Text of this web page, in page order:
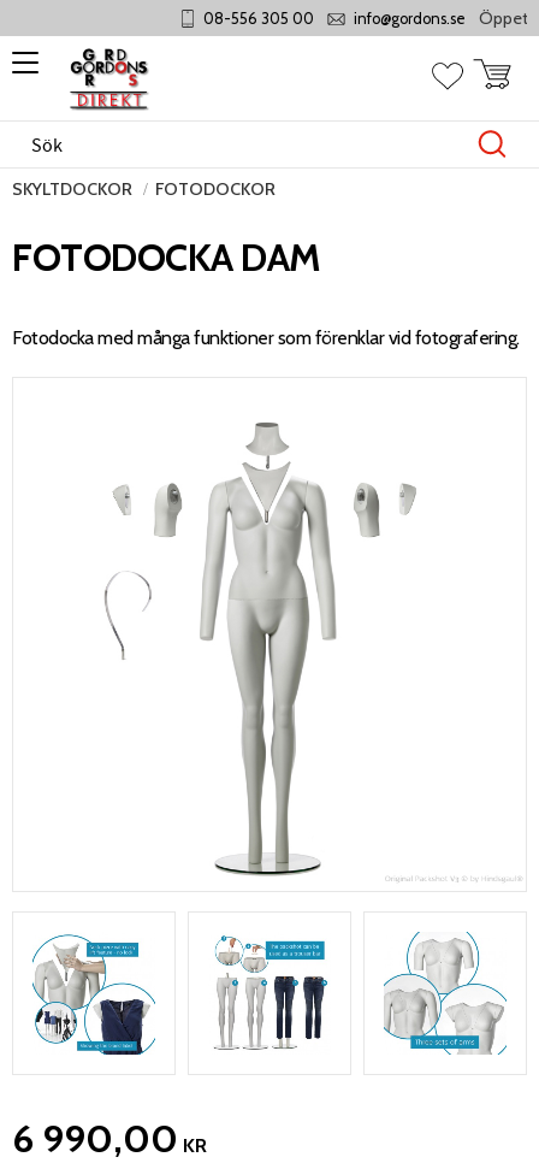
Meny
08-556 305 00 info@gordons.se Öppet
Favoriter
SKYLTDOCKOR FOTODOCKOR
FOTODOCKA DAM
Fotodocka med många funktioner som förenklar vid fotografering.
6 990,00 KR